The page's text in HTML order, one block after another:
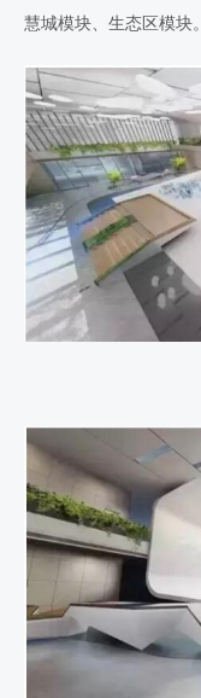
慧城模块、生态区模块。